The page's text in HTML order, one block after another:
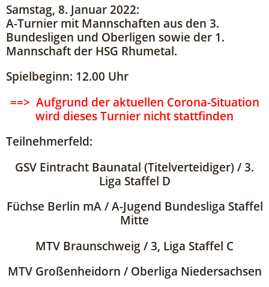
Samstag, 8. Januar 2022:
A-Turnier mit Mannschaften aus den 3.
Bundesligen und Oberligen sowie der 1.
Mannschaft der HSG Rhumetal.
Spielbeginn: 12.00 Uhr
==> Aufgrund der aktuellen Corona-Situation
wird dieses Turnier nicht stattfinden
Teilnehmerfeld:
GSV Eintracht Baunatal (Titelverteidiger) / 3.
Liga Staffel D
Füchse Berlin mA / A-Jugend Bundesliga Staffel
Mitte
MTV Braunschweig / 3, Liga Staffel C
MTV Großenheidorn / Oberliga Niedersachsen